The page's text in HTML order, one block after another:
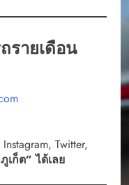
รายเดือน
Twitter,
ก็ต” ได้เลย